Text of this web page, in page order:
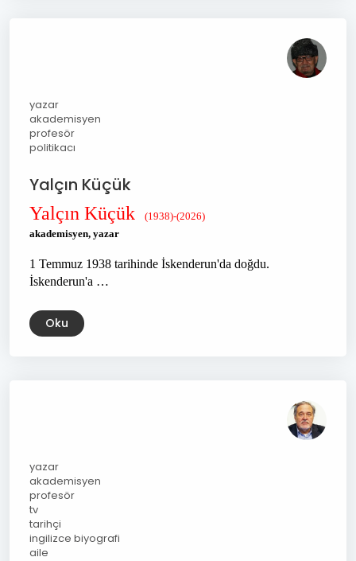
yazar
akademisyen
profesör
politikacı
Yalçın Küçük
Yalçın Küçük
(1938)-(2026)
akademisyen, yazar
1 Temmuz 1938 tarihinde İskenderun'da doğdu.
İskenderun'a …
Oku
yazar
akademisyen
profesör
tv
tarihçi
ingilizce biyografi
aile